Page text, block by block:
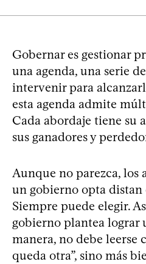
Gobernar es gestionar
una agenda, una serie
intervenir para
esta agenda admite
Cada abordaje tiene su
sus ganadores y
Aunque no parezca, los
un gobierno opta distan
Siempre puede elegir.
gobierno plantea lograr
manera, no debe leerse
queda otra”, sino más